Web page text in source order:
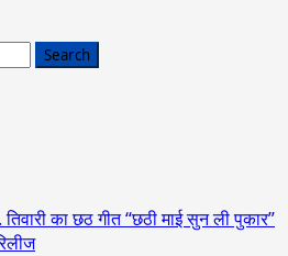
का छठ गीत “छठी माई सुन ली पुकार”